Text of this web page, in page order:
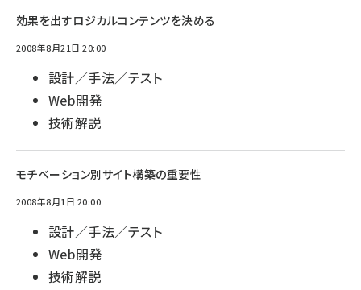
効果を出すロジカルコンテンツを決める
2008年8月21日 20:00
設計／手法／テスト
Web開発
技術解説
モチベーション別サイト構築の重要性
2008年8月1日 20:00
設計／手法／テスト
Web開発
技術解説